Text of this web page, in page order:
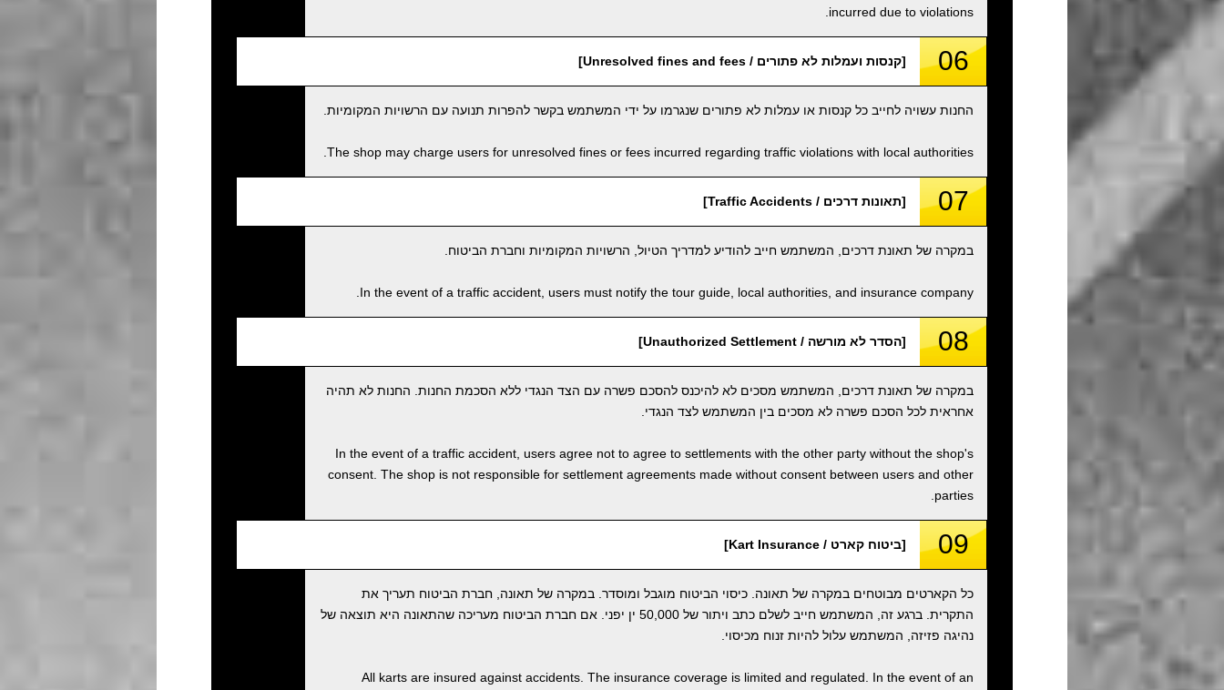
incurred due to violations.
06 [קנסות ועמלות לא פתורים / Unresolved fines and fees]
החנות עשויה לחייב כל קנסות או עמלות לא פתורים שנגרמו על ידי המשתמש בקשר להפרות תנועה עם הרשויות המקומיות.
The shop may charge users for unresolved fines or fees incurred regarding traffic violations with local authorities.
07 [תאונות דרכים / Traffic Accidents]
במקרה של תאונת דרכים, המשתמש חייב להודיע למדריך הטיול, הרשויות המקומיות וחברת הביטוח.
In the event of a traffic accident, users must notify the tour guide, local authorities, and insurance company.
08 [הסדר לא מורשה / Unauthorized Settlement]
במקרה של תאונת דרכים, המשתמש מסכים לא להיכנס להסכם פשרה עם הצד הנגדי ללא הסכמת החנות. החנות לא תהיה
אחראית לכל הסכם פשרה לא מסכים בין המשתמש לצד הנגדי.
In the event of a traffic accident, users agree not to agree to settlements with the other party without the shop's
consent. The shop is not responsible for settlement agreements made without consent between users and other
parties.
09 [ביטוח קארט / Kart Insurance]
כל הקארטים מבוטחים במקרה של תאונה. כיסוי הביטוח מוגבל ומוסדר. במקרה של תאונה, חברת הביטוח תעריך את
התקרית. ברגע זה, המשתמש חייב לשלם כתב ויתור של 50,000 ין יפני. אם חברת הביטוח מעריכה שהתאונה היא תוצאה של
נהיגה פזיזה, המשתמש עלול להיות זנוח מכיסוי.
All karts are insured against accidents. The insurance coverage is limited and regulated. In the event of an